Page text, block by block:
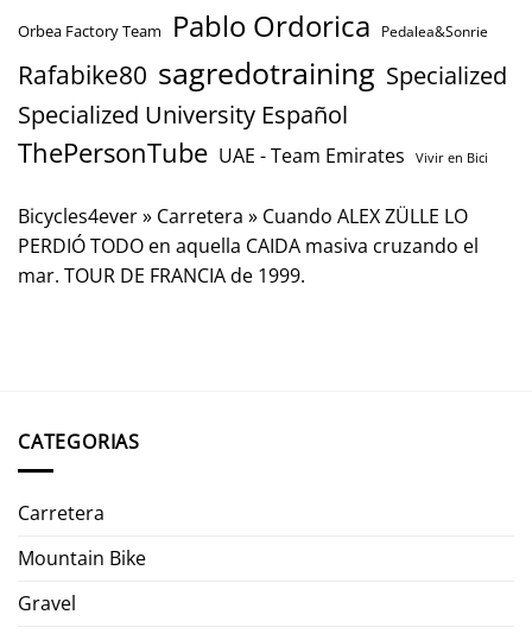
Orbea Factory Team Pablo Ordorica Pedalea&Sonrie
Rafabike80 sagredotraining Specialized
Specialized University Español
ThePersonTube UAE - Team Emirates Vivir en Bici
Bicycles4ever» Carretera » Cuando ALEX ZÜLLE LO
PERDIÓ TODO en aquella CAIDA masiva cruzando el
mar. TOUR DE FRANCIA de 1999.
CATEGORIAS
Carretera
Mountain Bike
Gravel